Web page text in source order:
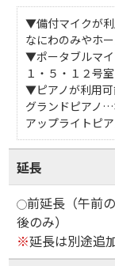
▼備付マイクが
なにわのみやホ
▼ポータブルマ
１・５・１２号室
▼ピアノが利用
グランドピアノ
アップライトピ
延長
前延長（午前の
後のみ）
※延長は別途追